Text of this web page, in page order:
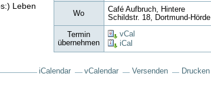
Wo
Café Aufbruch, Hintere
Schildstr. 18, Dortmund-Hörde
Termin
übernehmen
vCal
iCal
Leben
iCalendar vCalendar Versenden Drucken